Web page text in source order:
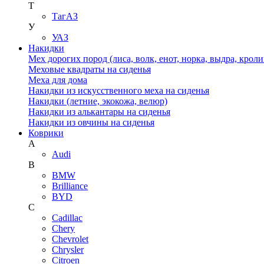
Т
ТагАЗ
У
УАЗ
Накидки
Мех дорогих пород (лиса, волк, енот, норка, выдра,
Меховые квадраты на сиденья
Меха для дома
Накидки из искусственного меха на сиденья
Накидки (летние, экокожа, велюр)
Накидки из алькантары на сиденья
Накидки из овчины на сиденья
Коврики
A
Audi
B
BMW
Brilliance
BYD
C
Cadillac
Chery
Chevrolet
Chrysler
Citroen